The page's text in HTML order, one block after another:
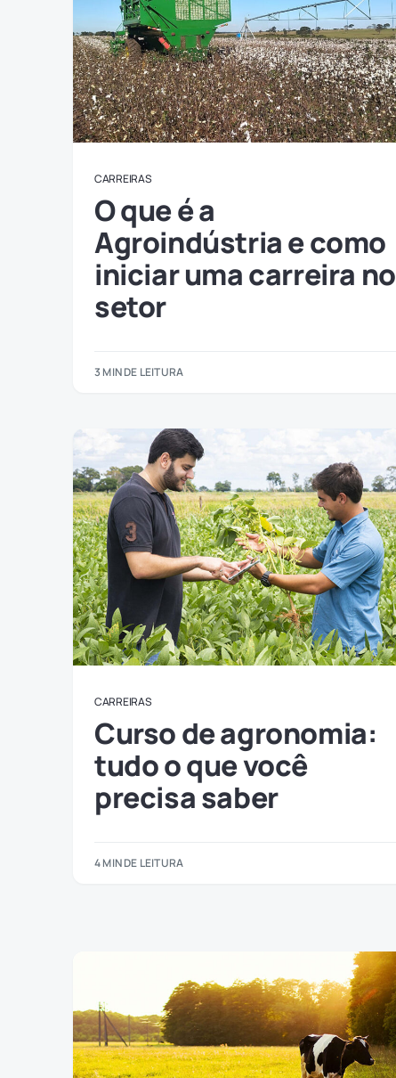
CARREIRAS
O que é a
Agroindústria e como
iniciar uma carreira no
setor
3 MIN DE LEITURA
CARREIRAS
Curso de agronomia:
tudo o que você
precisa saber
4 MIN DE LEITURA